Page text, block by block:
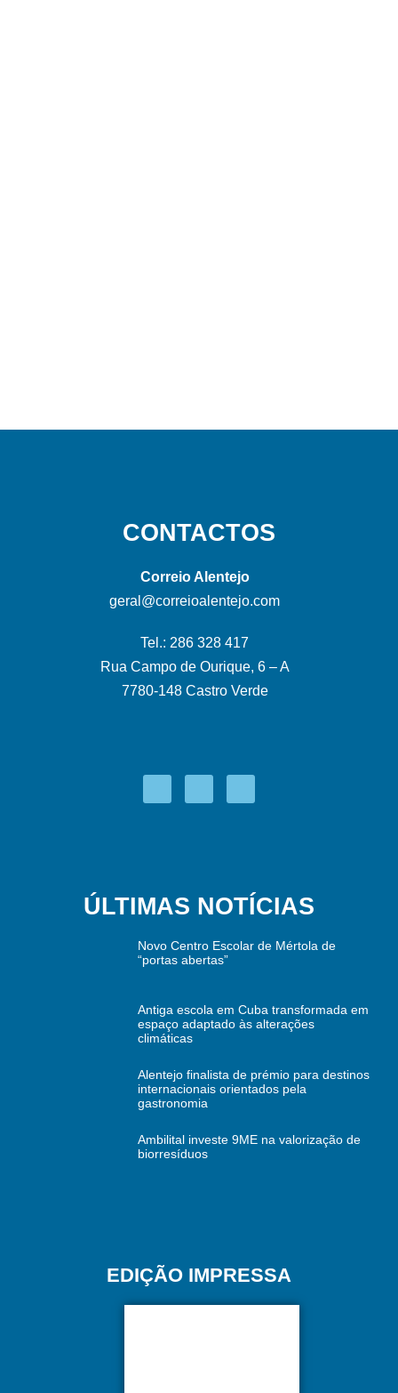
CONTACTOS
Correio Alentejo
geral@correioalentejo.com
Tel.: 286 328 417
Rua Campo de Ourique, 6 – A
7780-148 Castro Verde
ÚLTIMAS NOTÍCIAS
Novo Centro Escolar de Mértola de
“portas abertas”
Antiga escola em Cuba transformada em
espaço adaptado às alterações
climáticas
Alentejo finalista de prémio para destinos
internacionais orientados pela
gastronomia
Ambilital investe 9ME na valorização de
biorresíduos
EDIÇÃO IMPRESSA